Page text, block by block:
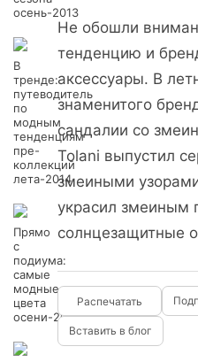
осень-2013
В
тренде:
путеводитель
по
модным
тенденциям
пре-
коллекций
лета-2014
Прямо
с
подиума:
самые
модные
цвета
осени-2012
Не обошли
тенденцию и
аксессуары. В
знаменитого
сандалии со
Tolani выпустил
змеиными
украсил змеиным
солнцезащитные
Вставить в блог